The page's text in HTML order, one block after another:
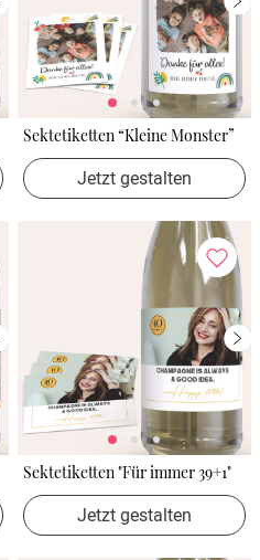
Sektetiketten “Kleine Monster”
Jetzt gestalten
Sektetiketten "Für immer 39+1"
Jetzt gestalten